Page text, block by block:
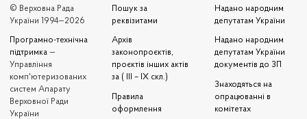
© Верховна Рада
України 1994—2026
Програмно-технічна
підтримка —
Управління
комп'ютеризованих
систем Апарату
Верховної Ради
України
Пошук за
реквізитами
Архів
законопроєктів,
проєктів інших актів
за ( III – IX скл.)
Правила
оформлення
Надано народним
депутатам України
Надано народним
депутатам України
документів до ЗП
Знаходяться на
опрацюванні в
комітетах